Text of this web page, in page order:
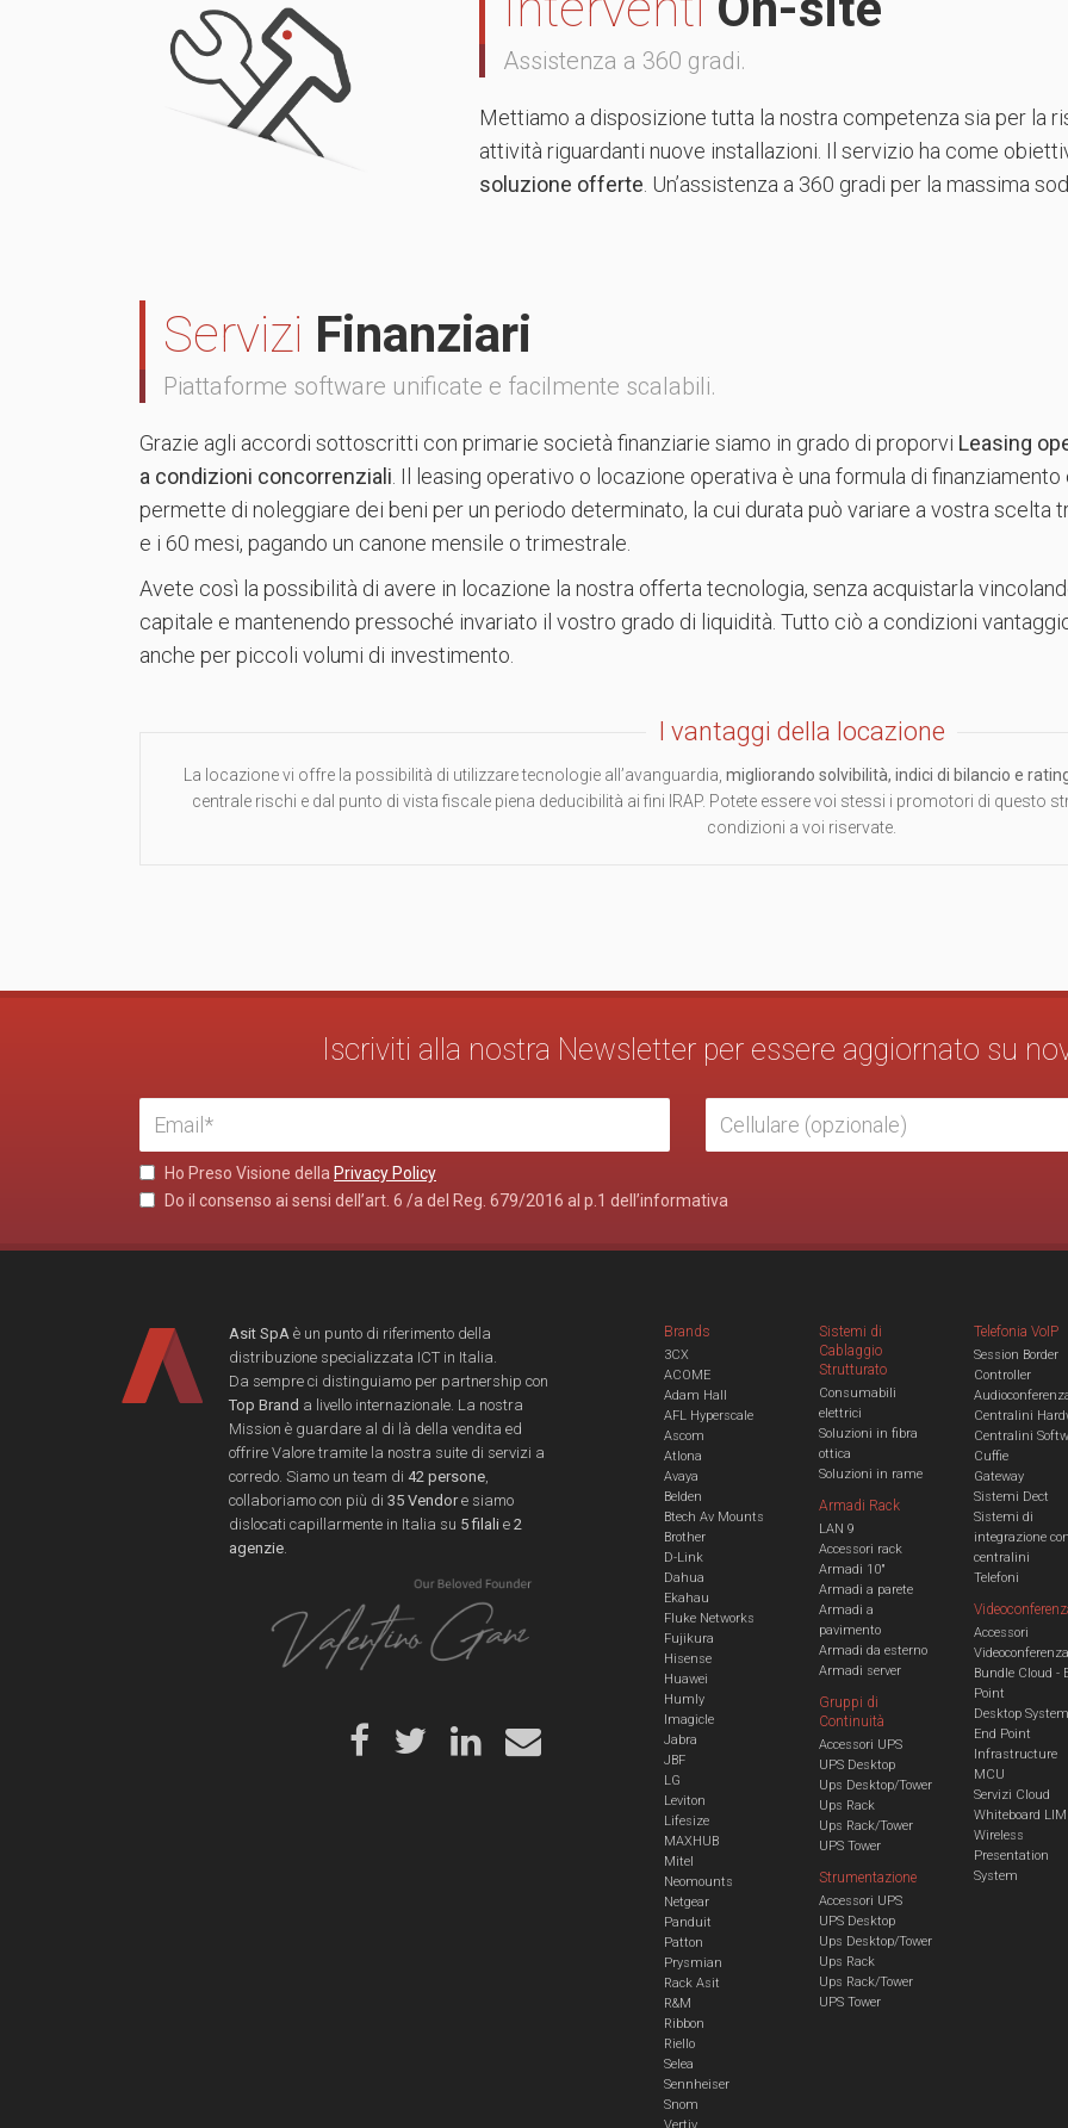
Assistenza a 360 gradi.
Mettiamo a disposizione tutta la nostra competenza sia per la
attività riguardanti nuove installazioni. Il servizio ha come
soluzione offerte. Un’assistenza a 360 gradi per la massima
Servizi Finanziari
Piattaforme software unificate e facilmente scalabili.
Grazie agli accordi sottoscritti con primarie società finanziarie siamo in grado di proporvi Leasing
a condizioni concorrenziali . Il leasing operativo o locazione operativa è una formula di finanziamento
permette di noleggiare dei beni per un periodo determinato, la cui durata può variare a vostra scelta
e i 60 mesi, pagando un canone mensile o trimestrale.
Avete così la possibilità di avere in locazione la nostra offerta tecnologia, senza acquistarla
capitale e mantenendo pressoché invariato il vostro grado di liquidità. Tutto ciò a condizioni
anche per piccoli volumi di investimento.
I vantaggi della locazione
La locazione vi offre la possibilità di utilizzare tecnologie all’avanguardia, migliorando solvibilità, indici di bilancio e
centrale rischi e dal punto di vista fiscale piena deducibilità ai fini IRAP. Potete essere voi stessi i promotori di questo
condizioni a voi riservate.
Iscriviti alla nostra Newsletter per essere aggiornato su
Ho Preso Visione della Privacy Policy
Do il consenso ai sensi dell’art. 6 /a del Reg. 679/2016 al p.1 dell’informativa
Asit SpA è un punto di riferimento della
distribuzione specializzata ICT in Italia.
Da sempre ci distinguiamo per partnership con
Top Brand a livello internazionale. La nostra
Mission è guardare al di là della vendita ed
offrire Valore tramite la nostra suite di servizi a
corredo. Siamo un team di 42 persone
collaboriamo con più di 35 Vendore siamo
dislocati capillarmente in Italia su 5 filali e 2
agenzie
Brands
3CX
ACOME
Adam Hall
AFL Hyperscale
Ascom
Atlona
Avaya
Belden
Btech Av Mounts
Brother
D-Link
Dahua
Ekahau
Fluke Networks
Fujikura
Hisense
Huawei
Humly
Imagicle
Jabra
JBF
LG
Leviton
Lifesize
MAXHUB
Mitel
Neomounts
Netgear
Panduit
Patton
Prysmian
Rack Asit
R&M
Ribbon
Riello
Selea
Sennheiser
Snom
Vertiv
Sistemi di
Cablaggio
Strutturato
Consumabili
elettrici
Soluzioni in fibra
ottica
Soluzioni in rame
Armadi Rack
LAN 9
Accessori rack
Armadi 10"
Armadi a parete
Armadi a
pavimento
Armadi da esterno
Armadi server
Gruppi di
Continuità
Accessori UPS
UPS Desktop
Ups Desktop/Tower
Ups Rack
Ups Rack/Tower
UPS Tower
Strumentazione
Accessori UPS
UPS Desktop
Ups Desktop/Tower
Ups Rack
Ups Rack/Tower
UPS Tower
Telefonia VoIP
Session Border
Controller
Centralini
Centralini
Cuffie
Gateway
Sistemi Dect
Sistemi di
integrazione
centralini
Telefoni
Accessori
Videoconferenza
Bundle Cloud -
Point
Desktop System
End Point
Infrastructure
MCU
Servizi Cloud
Whiteboard LIM
Wireless
Presentation
System